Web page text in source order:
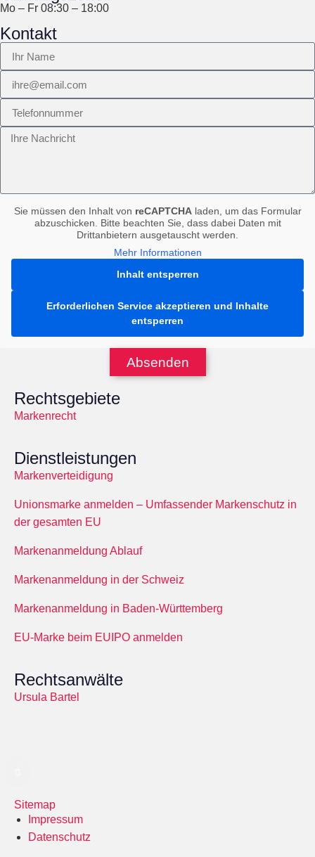
Mo – Fr 08:30 – 18:00
Kontakt
Sie müssen den Inhalt von reCAPTCHAladen, um das Formular
abzuschicken. Bitte beachten Sie, dass dabei Daten mit
Drittanbietern ausgetauscht werden.
Mehr Informationen
Inhalt entsperren
Erforderlichen Service akzeptieren und Inhalte
entsperren
Absenden
Rechtsgebiete
Markenrecht
Dienstleistungen
Markenverteidigung
Unionsmarke anmelden – Umfassender Markenschutz in
der gesamten EU
Markenanmeldung Ablauf
Markenanmeldung in der Schweiz
Markenanmeldung in Baden-Württemberg
EU-Marke beim EUIPO anmelden
Rechtsanwälte
Ursula Bartel
Sitemap
Impressum
Datenschutz